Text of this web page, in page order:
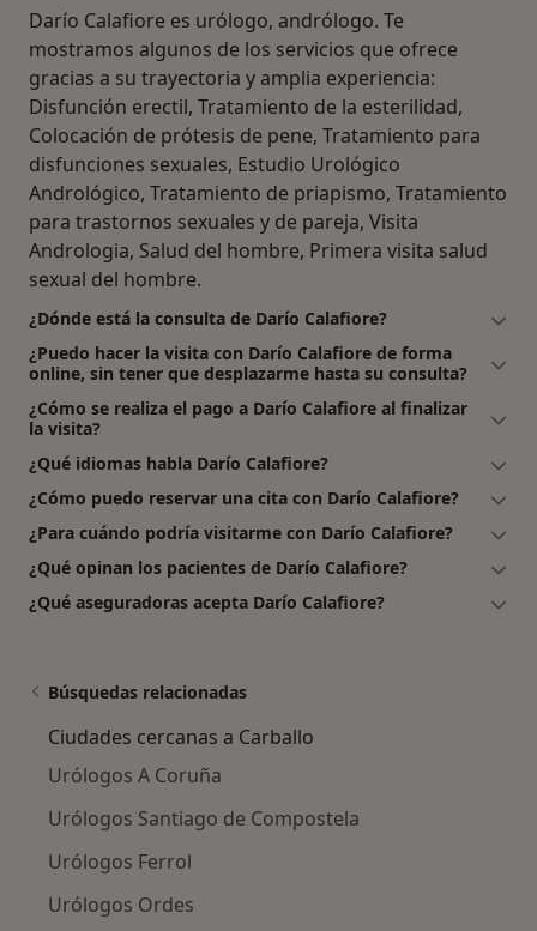
Darío Calafiore es urólogo, andrólogo. Te
mostramos algunos de los servicios que ofrece
gracias a su trayectoria y amplia experiencia:
Disfunción erectil, Tratamiento de la esterilidad,
Colocación de prótesis de pene, Tratamiento para
disfunciones sexuales, Estudio Urológico
Andrológico, Tratamiento de priapismo, Tratamiento
para trastornos sexuales y de pareja, Visita
Andrologia, Salud del hombre, Primera visita salud
sexual del hombre.
¿Dónde está la consulta de Darío Calafiore?
¿Puedo hacer la visita con Darío Calafiore de forma
online, sin tener que desplazarme hasta su consulta?
¿Cómo se realiza el pago a Darío Calafiore al finalizar
la visita?
¿Qué idiomas habla Darío Calafiore?
¿Cómo puedo reservar una cita con Darío Calafiore?
¿Para cuándo podría visitarme con Darío Calafiore?
¿Qué opinan los pacientes de Darío Calafiore?
¿Qué aseguradoras acepta Darío Calafiore?
Búsquedas relacionadas
Ciudades cercanas a Carballo
Urólogos A Coruña
Urólogos Santiago de Compostela
Urólogos Ferrol
Urólogos Ordes